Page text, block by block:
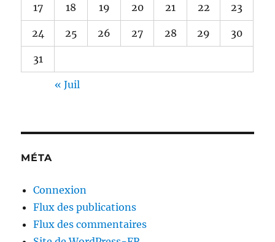
17 18 19 20 21 22 23
24 25 26 27 28 29 30
31
« Juil
MÉTA
Connexion
Flux des publications
Flux des commentaires